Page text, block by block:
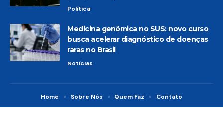
Política
Medicina genômica no SUS: novo curso
busca acelerar diagnóstico de doenças
raras no Brasil
Notícias
Home Sobre Nós Quem Faz Contato